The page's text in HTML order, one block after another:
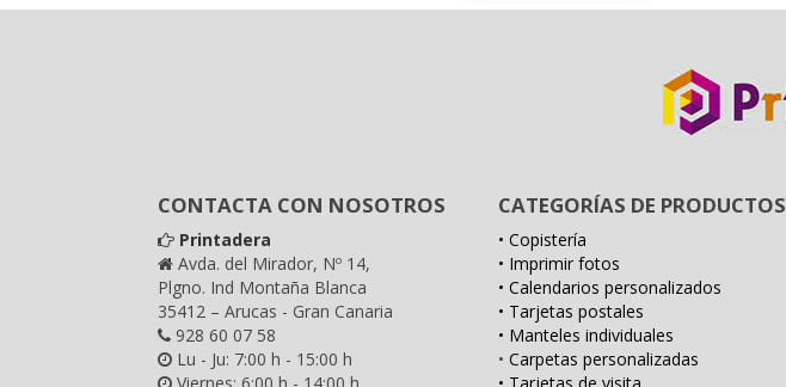
CONTACTA CON NOSOTROS
Printadera
Avda. del Mirador, Nº 14,
Plgno. Ind Montaña Blanca
35412 – Arucas - Gran Canaria
928 60 07 58
Lu - Ju: 7:00 h - 15:00 h
CATEGORÍAS DE PRODUCTOS
• Copistería
• Imprimir fotos
• Calendarios personalizados
• Tarjetas postales
• Manteles individuales
• Carpetas personalizadas